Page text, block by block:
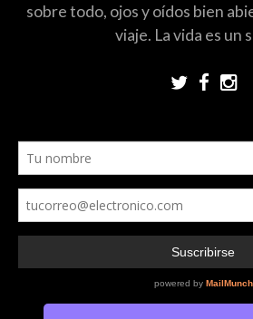
sobre todo, ojos y oídos bien
viaje. La vida es un